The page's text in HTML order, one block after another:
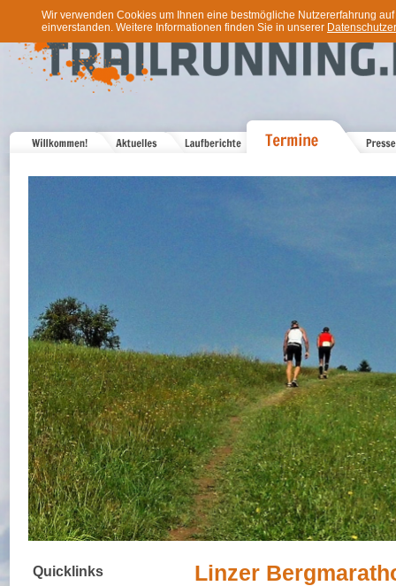
Wir verwenden Cookies um Ihnen eine bestmögliche Nutzererfahrung
einverstanden. Weitere Informationen finden Sie in unserer
Quicklinks Linzer